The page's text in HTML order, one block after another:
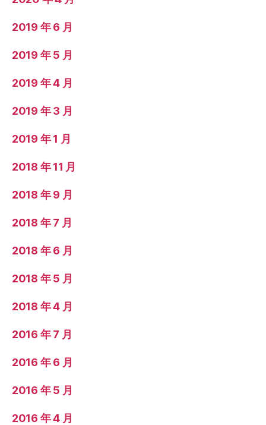
2019 年 6 月
2019 年 5 月
2019 年 4 月
2019 年 3 月
2019 年 1 月
2018 年 11 月
2018 年 9 月
2018 年 7 月
2018 年 6 月
2018 年 5 月
2018 年 4 月
2016 年 7 月
2016 年 6 月
2016 年 5 月
2016 年 4 月